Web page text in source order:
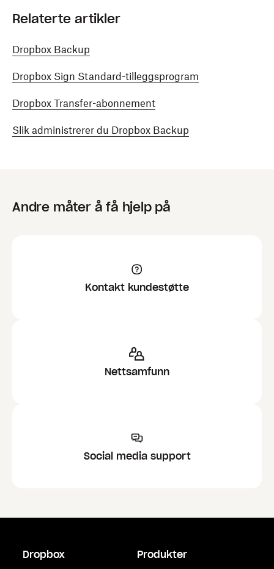
Relaterte artikler
Dropbox Backup
Dropbox Sign Standard-tilleggsprogram
Dropbox Transfer-abonnement
Slik administrerer du Dropbox Backup
Andre måter å få hjelp på
Kontakt kundestøtte
Nettsamfunn
Social media support
Dropbox Produkter